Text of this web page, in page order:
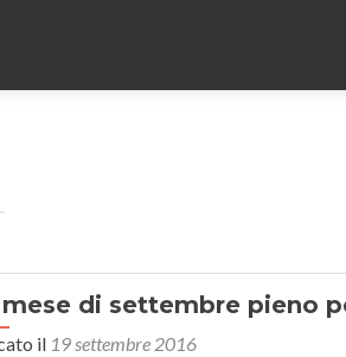
mese di settembre pieno
il 19 settembre 2016